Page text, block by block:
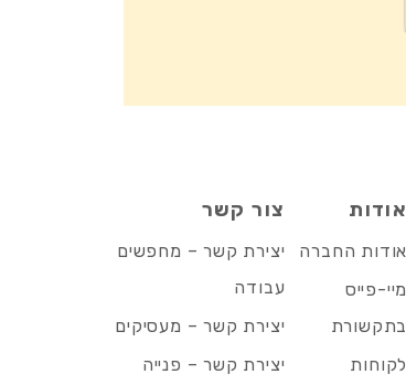
אודות
אודות החברה
מיי-פייס
בתקשורת
לקוחות
צור קשר
יצירת קשר – מחפשים
עבודה
יצירת קשר – מעסיקים
יצירת קשר – פנייה